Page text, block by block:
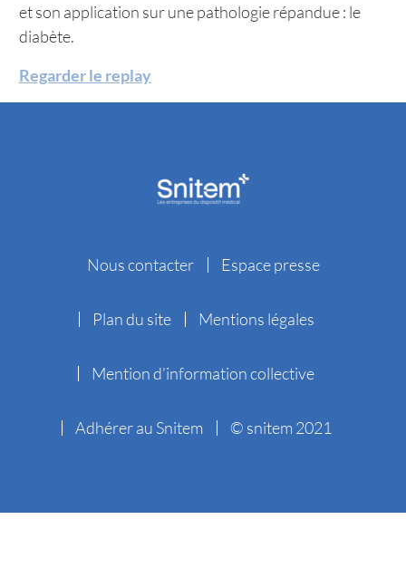
et son application sur une pathologie répandue : le
diabète.
Regarder le replay
Nous contacter Espace presse
Plan du site Mentions légales
Mention d’information collective
Adhérer au Snitem © snitem 2021